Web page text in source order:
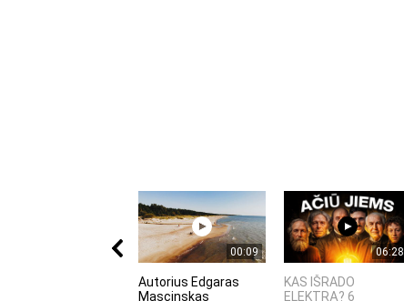
00:09
Autorius Edgaras
Mascinskas
06:28
KAS IŠRADO
ELEKTRĄ? 6